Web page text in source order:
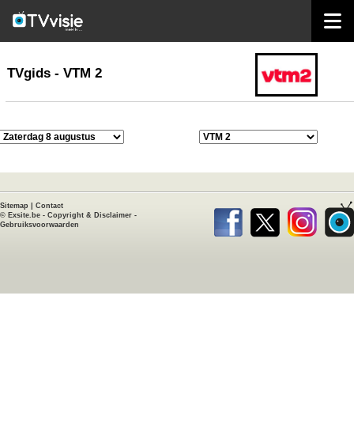
TVgids
TVgids - VTM 2
Sitemap
Contact
© Exsite.be - Copyright & Disclaimer -
Gebruiksvoorwaarden